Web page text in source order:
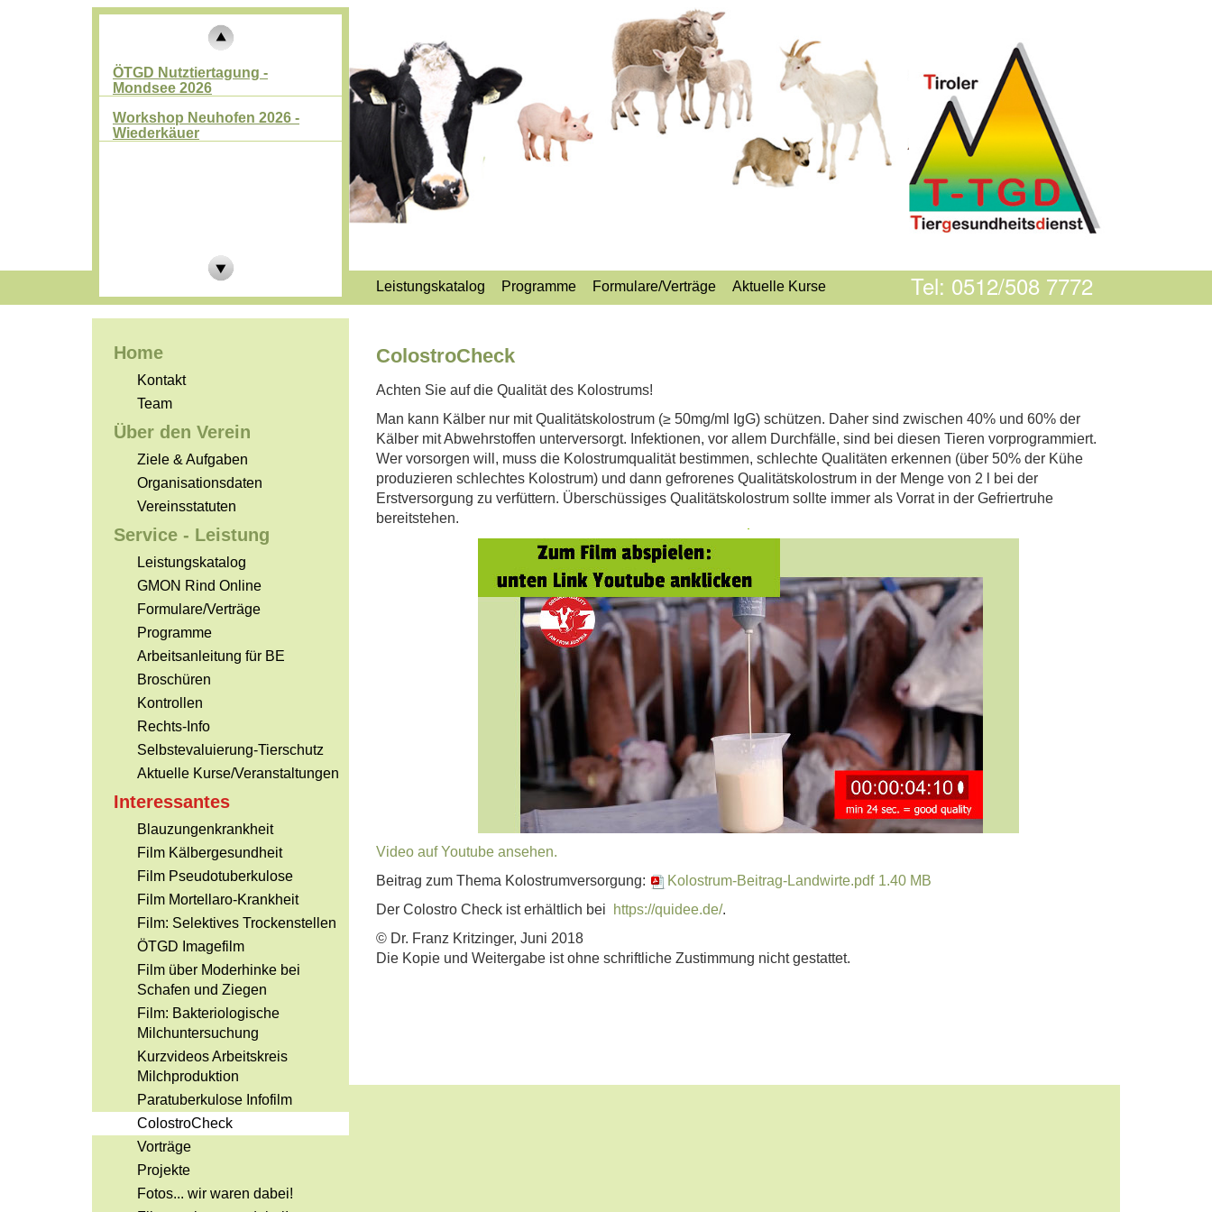
ÖTGD Nutztiertagung -
Mondsee 2026
Workshop Neuhofen 2026 -
Wiederkäuer
Leistungskatalog Programme Formulare/Verträge Aktuelle Kurse Tel: 0512/508 7772
Home
Kontakt
Team
Über den Verein
Ziele & Aufgaben
Organisationsdaten
Vereinsstatuten
Service - Leistung
Leistungskatalog
GMON Rind Online
Formulare/Verträge
Programme
Arbeitsanleitung für BE
Broschüren
Kontrollen
Rechts-Info
Selbstevaluierung-Tierschutz
Aktuelle Kurse/Veranstaltungen
Interessantes
Blauzungenkrankheit
Film Kälbergesundheit
Film Pseudotuberkulose
Film Mortellaro-Krankheit
Film: Selektives Trockenstellen
ÖTGD Imagefilm
Film über Moderhinke bei
Schafen und Ziegen
Film: Bakteriologische
Milchuntersuchung
Kurzvideos Arbeitskreis
Milchproduktion
Paratuberkulose Infofilm
ColostroCheck
Vorträge
Projekte
Fotos... wir waren dabei!
ColostroCheck
Achten Sie auf die Qualität des Kolostrums!
Man kann Kälber nur mit Qualitätskolostrum (≥ 50mg/ml IgG) schützen. Daher sind zwischen 40% und 60% der
Kälber mit Abwehrstoffen unterversorgt. Infektionen, vor allem Durchfälle, sind bei diesen Tieren vorprogrammiert.
Wer vorsorgen will, muss die Kolostrumqualität bestimmen, schlechte Qualitäten erkennen (über 50% der Kühe
produzieren schlechtes Kolostrum) und dann gefrorenes Qualitätskolostrum in der Menge von 2 l bei der
Erstversorgung zu verfüttern. Überschüssiges Qualitätskolostrum sollte immer als Vorrat in der Gefriertruhe
bereitstehen.
Video auf Youtube ansehen.
Beitrag zum Thema Kolostrumversorgung:
Kolostrum-Beitrag-Landwirte.pdf 1.40 MB
Der Colostro Check ist erhältlich bei https://quidee.de/.
© Dr. Franz Kritzinger, Juni 2018
Die Kopie und Weitergabe ist ohne schriftliche Zustimmung nicht gestattet.